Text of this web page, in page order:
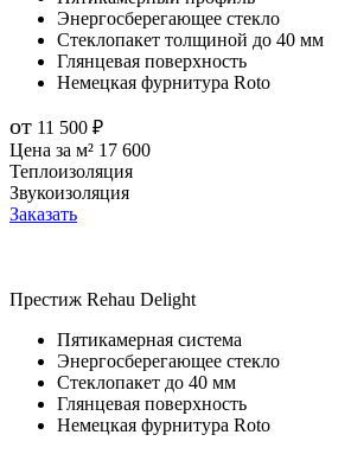
Энергосберегающее стекло
Стеклопакет толщиной до 40 мм
Глянцевая поверхность
Немецкая фурнитура Roto
от 11 500 ₽
Цена за м² 17 600
Теплоизоляция
Звукоизоляция
Заказать
Престиж Rehau Delight
Пятикамерная система
Энергосберегающее стекло
Стеклопакет до 40 мм
Глянцевая поверхность
Немецкая фурнитура Roto